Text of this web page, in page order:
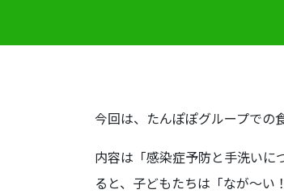
今回は、たんぽぽグループでの
内容は「感染症予防と手洗いに
ると、子どもたちは「なが～い